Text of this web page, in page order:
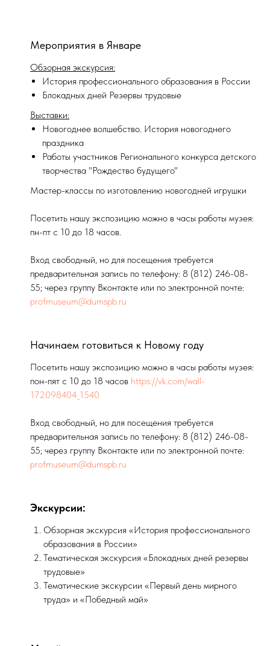
Мероприятия в Январе
Обзорная экскурсия:
История профессионального образования в России
Блокадных дней Резервы трудовые
Выставки:
Новогоднее волшебство. История новогоднего
праздника
Работы участников Регионального конкурса детского
творчества "Рождество будущего"
Мастер-классы по изготовлению новогодней игрушки
Посетить нашу экспозицию можно в часы работы музея:
пн-пт с 10 до 18 часов.
Вход свободный, но для посещения требуется
предварительная запись по телефону: 8 (812) 246-08-
55; через группу Вконтакте или по электронной почте:
profmuseum@dumspb.ru
Начинаем готовиться к Новому году
Посетить нашу экспозицию можно в часы работы музея:
пон-пят с 10 до 18 часов https://vk.com/wall-
172098404_1540
Вход свободный, но для посещения требуется
предварительная запись по телефону: 8 (812) 246-08-
55; через группу Вконтакте или по электронной почте:
profmuseum@dumspb.ru
Экскурсии:
Обзорная экскурсия «История профессионального
образования в России»
Тематическая экскурсия «Блокадных дней резервы
трудовые»
Тематические экскурсии «Первый день мирного
труда» и «Победный май»